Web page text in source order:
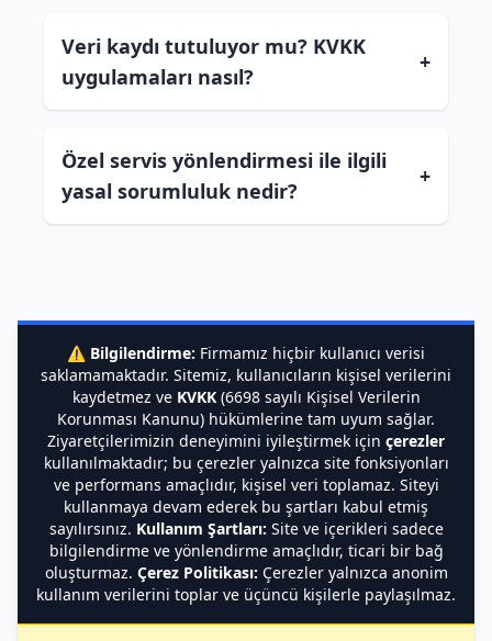
Veri kaydı tutuluyor mu? KVKK
uygulamaları nasıl?
+
Özel servis yönlendirmesi ile ilgili
yasal sorumluluk nedir?
+
⚠️ Bilgilendirme: Firmamız hiçbir kullanıcı verisi
saklamamaktadır. Sitemiz, kullanıcıların kişisel verilerini
kaydetmez ve KVKK(6698 sayılı Kişisel Verilerin
Korunması Kanunu) hükümlerine tam uyum sağlar.
Ziyaretçilerimizin deneyimini iyileştirmek için çerezler
kullanılmaktadır; bu çerezler yalnızca site fonksiyonları
ve performans amaçlıdır, kişisel veri toplamaz. Siteyi
kullanmaya devam ederek bu şartları kabul etmiş
sayılırsınız. Kullanım Şartları: Site ve içerikleri sadece
bilgilendirme ve yönlendirme amaçlıdır, ticari bir bağ
oluşturmaz. Çerez Politikası: Çerezler yalnızca anonim
kullanım verilerini toplar ve üçüncü kişilerle paylaşılmaz.